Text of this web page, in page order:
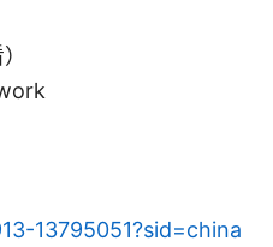
13795051?sid=china